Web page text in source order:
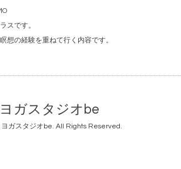
スです。
想の経験を重ねて行く内容です。
ヨガスタジオbe
ヨガスタジオbe. All Rights Reserved.